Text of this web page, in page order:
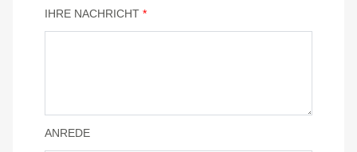
IHRE NACHRICHT *
ANREDE